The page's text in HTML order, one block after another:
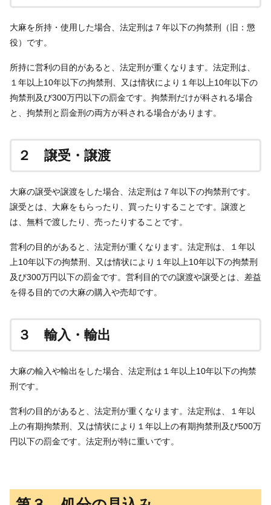
大麻を所持・使用した場合、法定刑は７年以下の拘禁刑（旧：懲
役）です。
所持に営利の目的があると、法定刑が重くなります。法定刑は、
１年以上10年以下の拘禁刑、又は情状により１年以上10年以下の
拘禁刑及び300万円以下の罰金です。拘禁刑だけが科される場合
と、拘禁刑と罰金刑の両方が科される場合があります。
２ 譲受・譲渡
大麻の譲受や譲渡をした場合、法定刑は７年以下の拘禁刑です。
譲受とは、大麻をもらったり、買ったりすることです。譲渡と
は、無料で渡したり、売ったりすることです。
営利の目的があると、法定刑が重くなります。法定刑は、１年以
上10年以下の拘禁刑、又は情状により１年以上10年以下の拘禁刑
及び300万円以下の罰金です。営利目的での譲渡や譲受とは、差益
を得る目的での大麻の購入や売却です。
３ 輸入・輸出
大麻の輸入や輸出をした場合、法定刑は１年以上10年以下の拘禁
刑です。
営利の目的があると、法定刑が重くなります。法定刑は、１年以
上の有期拘禁刑、又は情状により１年以上の有期拘禁刑及び500万
円以下の罰金です。法定刑が特に重いです。